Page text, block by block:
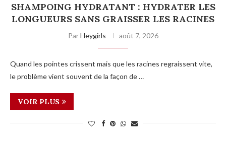
SHAMPOING HYDRATANT : HYDRATER LES
LONGUEURS SANS GRAISSER LES RACINES
ParHeygirls août 7, 2026
Quand les pointes crissent mais que les racines regraissent vite,
le problème vient souvent de la façon de …
VOIR PLUS